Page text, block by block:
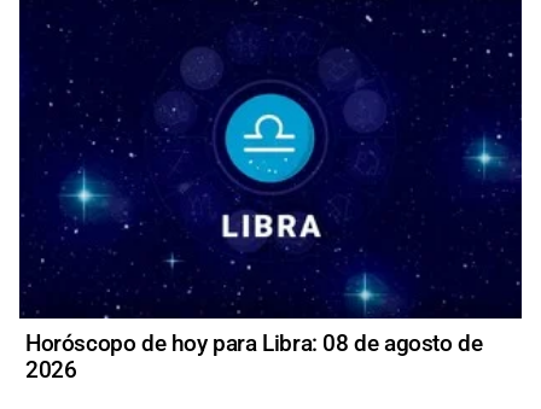
Horóscopo de hoy para Libra: 08 de agosto de
2026